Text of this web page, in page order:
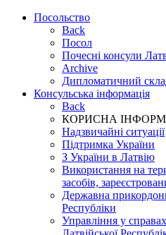
Посольство
Back
Посол
Почесні консули
Archive
Дипломатичний
Консульська інформація
Back
КОРИСНА
Надзвичайні ситуації
Підтримка України
З України в Латвію
Використання на
засобів,
Державна
Республіки
Управління у